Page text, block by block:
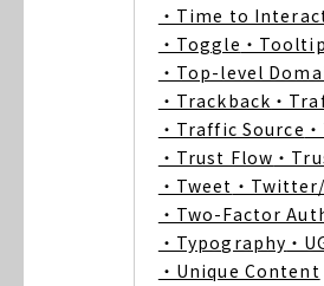
・Time to
・Toggle ・Tooltip
・Top-level
・Trackback ・
・Traffic Source
・Trust Flow ・
・Tweet ・
・Two-Factor
・Typography ・
・Unique Content